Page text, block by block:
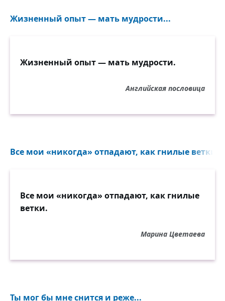
Жизненный опыт — мать мудрости...
Жизненный опыт — мать мудрости.
Английская пословица
Все мои «никогда» отпадают, как гнилые ветки...
Все мои «никогда» отпадают, как гнилые
ветки.
Марина Цветаева
Ты мог бы мне снится и реже...